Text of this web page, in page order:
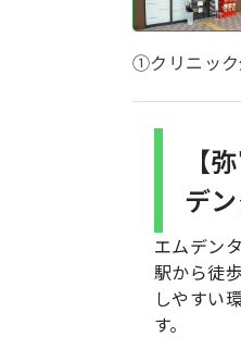
①クリニッ
【
デ
エムデン
駅から徒
しやすい
す。